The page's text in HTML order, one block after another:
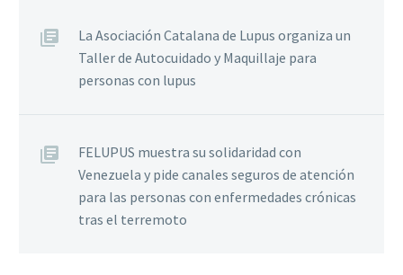
La Asociación Catalana de Lupus organiza un
Taller de Autocuidado y Maquillaje para
personas con lupus
FELUPUS muestra su solidaridad con
Venezuela y pide canales seguros de atención
para las personas con enfermedades crónicas
tras el terremoto